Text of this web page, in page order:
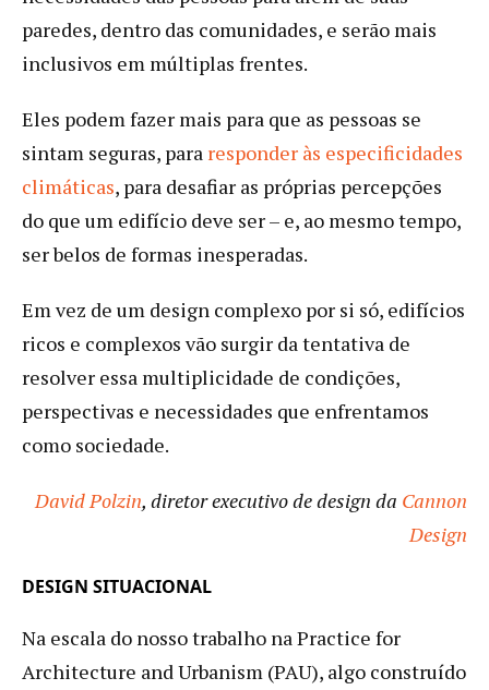
paredes, dentro das comunidades, e serão mais
inclusivos em múltiplas frentes.
Eles podem fazer mais para que as pessoas se
sintam seguras, para responder às especificidades
climáticas, para desafiar as próprias percepções
do que um edifício deve ser – e, ao mesmo tempo,
ser belos de formas inesperadas.
Em vez de um design complexo por si só, edifícios
ricos e complexos vão surgir da tentativa de
resolver essa multiplicidade de condições,
perspectivas e necessidades que enfrentamos
como sociedade.
David Polzin, diretor executivo de design da Cannon
Design
DESIGN SITUACIONAL
Na escala do nosso trabalho na Practice for
Architecture and Urbanism (PAU), algo construído